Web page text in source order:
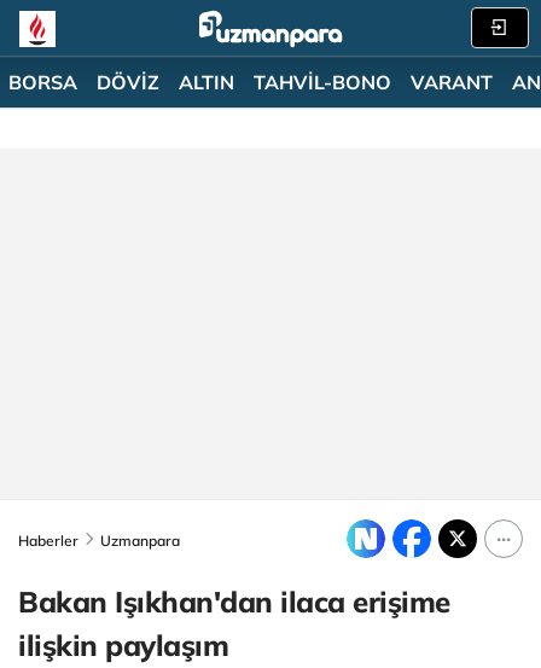
BORSA DÖVİZ ALTIN TAHVİL-BONO VARANT
Haberler Uzmanpara
Bakan Işıkhan'dan ilaca erişime
ilişkin paylaşım